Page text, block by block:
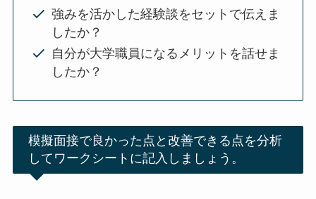
強みを活かした経験談をセットで伝えま
したか？
自分が大学職員になるメリットを話せま
したか？
模擬面接で良かった点と改善できる点を分析
してワークシートに記入しましょう。